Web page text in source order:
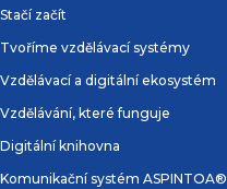
Stačí začít
Tvoříme vzdělávací systémy
Vzdělávací a digitální ekosystém
Vzdělávání, které funguje
Digitální knihovna
Komunikační systém ASPINTOA®